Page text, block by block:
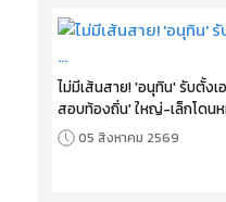
ไม่มีเส้นสาย! 'อนุทิน' รับตั้ง
สอบท้องถิ่น' ใหญ่-เล็กโดน
05 สิงหาคม 2569